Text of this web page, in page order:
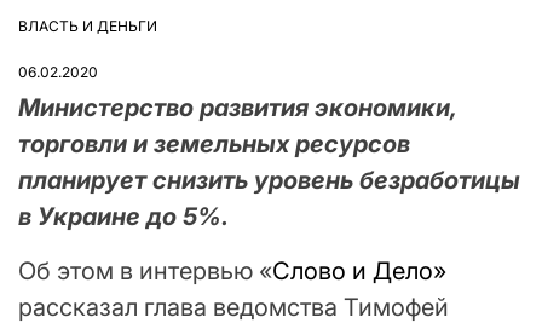
ОПУБЛІКУВАТИ
ВЛАСТЬ И ДЕНЬГИ
06.02.2020
Министерство развития экономики,
торговли и земельных ресурсов
планирует снизить уровень безработицы
в Украине до 5%.
Об этом в интервью «Слово и Дело»
рассказал глава ведомства Тимофей